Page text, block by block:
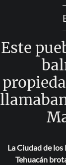
Este
La Ciudad de
Tehuacán